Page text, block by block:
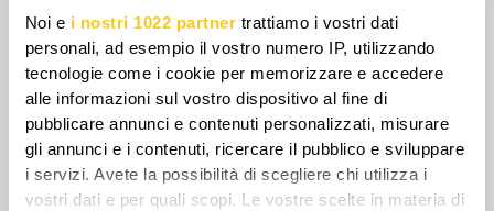
Noi e i nostri 1022 partner trattiamo i vostri dati
personali, ad esempio il vostro numero IP, utilizzando
tecnologie come i cookie per memorizzare e accedere
alle informazioni sul vostro dispositivo al fine di
pubblicare annunci e contenuti personalizzati, misurare
gli annunci e i contenuti, ricercare il pubblico e sviluppare
i servizi. Avete la possibilità di scegliere chi utilizza i
vostri dati e per quali scopi. Le vostre scelte in materia di
Queste soluzioni improvvisate ignorano la